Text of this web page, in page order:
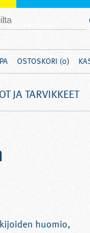
JA TARVIKKEET
OSTOSKORI (0)
huomio,